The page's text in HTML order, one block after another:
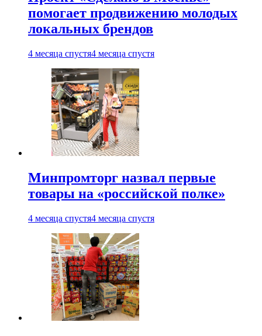
помогает продвижению молодых
локальных брендов
4 месяца спустя4 месяца спустя
Минпромторг назвал первые
товары на «российской полке»
4 месяца спустя4 месяца спустя